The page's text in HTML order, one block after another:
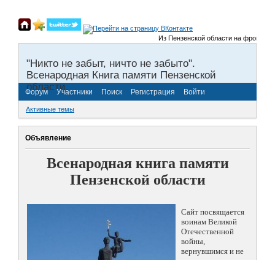
Из Пензенской области на фронты
"Никто не забыт, ничто не забыто".
Всенародная Книга памяти Пензенской
области.
Форум Участники Поиск Регистрация Войти
Активные темы
Объявление
Всенародная книга памяти
Пензенской области
Сайт посвящается
воинам Великой
Отечественной
войны,
вернувшимся и не